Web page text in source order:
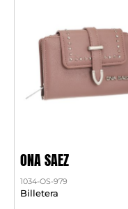
ONA SAEZ
1034-OS-979
Billetera